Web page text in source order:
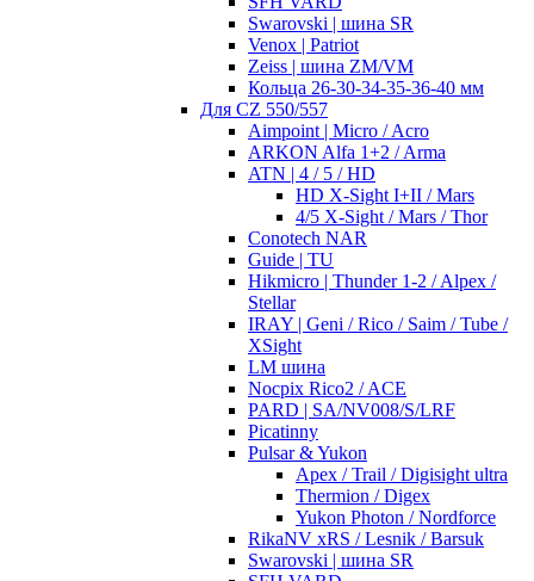
Swarovski | шина SR
Venox | Patriot
Zeiss | шина ZM/VM
Кольца 26-30-34-35-36-40 мм
Для CZ 550/557
Aimpoint | Micro / Acro
ARKON Alfa 1+2 / Arma
ATN | 4 / 5 / HD
HD X-Sight I+II / Mars
4/5 X-Sight / Mars / Thor
Conotech NAR
Guide | TU
Hikmicro | Thunder 1-2 / Alpex /
Stellar
IRAY | Geni / Rico / Saim / Tube /
XSight
LM шина
Nocpix Rico2 / ACE
PARD | SA/NV008/S/LRF
Picatinny
Pulsar & Yukon
Apex / Trail / Digisight ultra
Thermion / Digex
Yukon Photon / Nordforce
RikaNV xRS / Lesnik / Barsuk
Swarovski | шина SR